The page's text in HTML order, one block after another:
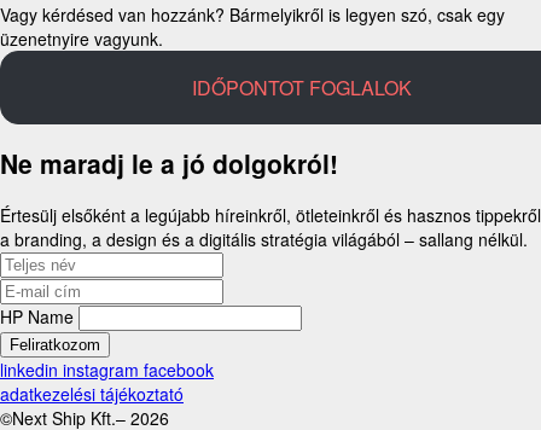
Vagy kérdésed van hozzánk? Bármelyikről is legyen szó, csak egy
üzenetnyire vagyunk.
IDŐPONTOT FOGLALOK
Ne maradj le a jó dolgokról!
Értesülj elsőként a legújabb híreinkről, ötleteinkről és hasznos tippekről
a branding, a design és a digitális stratégia világából – sallang nélkül.
HP Name
Feliratkozom
linkedin instagram facebook
adatkezelési tájékoztató
©Next Ship Kft.– 2026